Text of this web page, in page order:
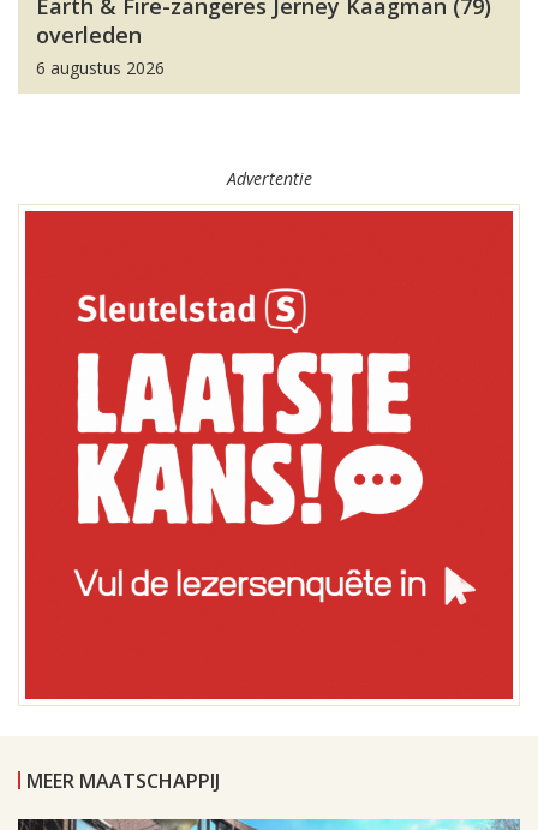
Earth & Fire-zangeres Jerney Kaagman (79)
overleden
6 augustus 2026
Advertentie
MEER MAATSCHAPPIJ